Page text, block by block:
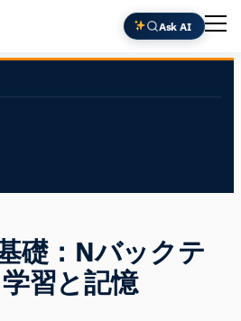
Ask AI
礎：Nバックテ
習と記憶